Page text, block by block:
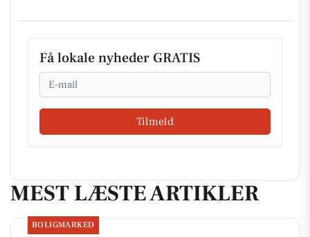
Få lokale nyheder GRATIS
Email
Tilmeld
MEST LÆSTE ARTIKLER
BOLIGMARKED